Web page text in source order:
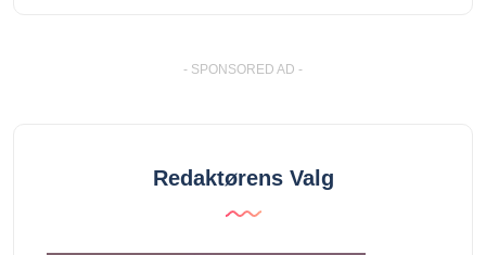
- SPONSORED AD -
Redaktørens Valg